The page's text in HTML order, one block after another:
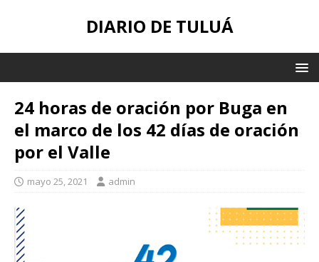
DIARIO DE TULUÁ
24 horas de oración por Buga en
el marco de los 42 días de oración
por el Valle
mayo 25, 2021 admin